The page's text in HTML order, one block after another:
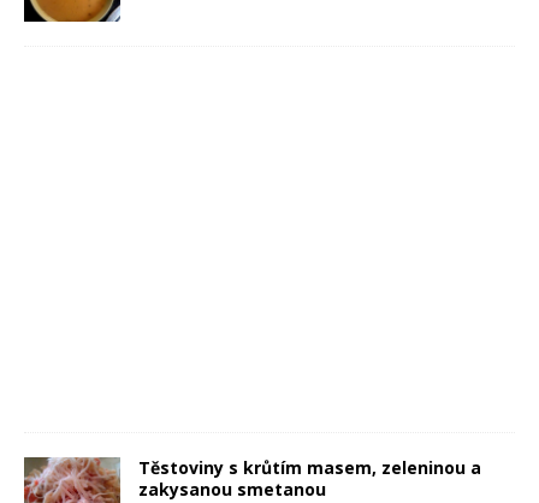
Těstoviny s krůtím masem, zeleninou a
zakysanou smetanou